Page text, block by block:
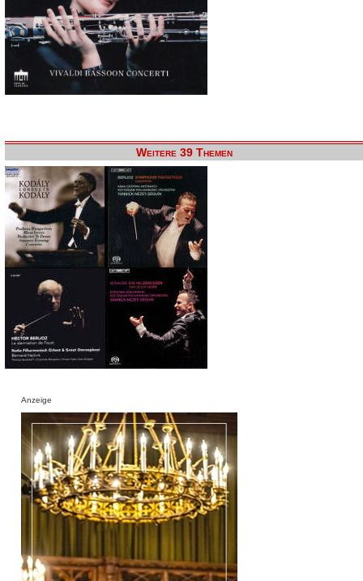
Weitere 39 Themen
Anzeige